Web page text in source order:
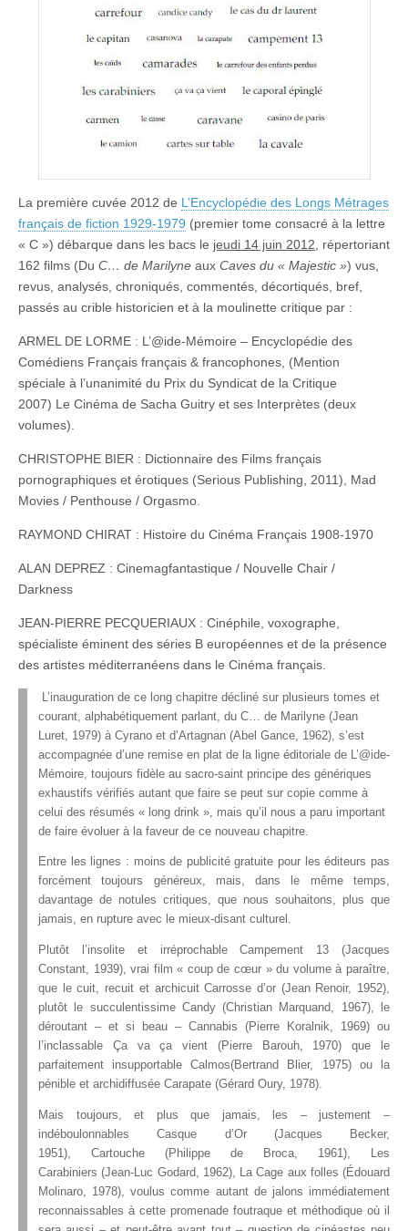
La première cuvée 2012 de L’Encyclopédie des Longs Métrages
français de fiction 1929-1979 (premier tome consacré à la lettre
« C ») débarque dans les bacs le jeudi 14 juin 2012 , répertoriant
162 films (Du C… de Marilyne aux Caves du « Majestic ») vus,
revus, analysés, chroniqués, commentés, décortiqués, bref,
passés au crible historicien et à la moulinette critique par :
ARMEL DE LORME : L’@ide-Mémoire – Encyclopédie des
Comédiens Français français & francophones, (Mention
spéciale à l’unanimité du Prix du Syndicat de la Critique
2007) Le Cinéma de Sacha Guitry et ses Interprètes (deux
volumes).
CHRISTOPHE BIER : Dictionnaire des Films français
pornographiques et érotiques (Serious Publishing, 2011), Mad
Movies / Penthouse / Orgasmo.
RAYMOND CHIRAT : Histoire du Cinéma Français 1908-1970
ALAN DEPREZ : Cinemagfantastique / Nouvelle Chair /
Darkness
JEAN-PIERRE PECQUERIAUX : Cinéphile, voxographe,
spécialiste éminent des séries B européennes et de la présence
des artistes méditerranéens dans le Cinéma français.
L’inauguration de ce long chapitre décliné sur plusieurs tomes et
courant, alphabétiquement parlant, du C… de Marilyne (Jean
Luret, 1979) à Cyrano et d’Artagnan (Abel Gance, 1962), s’est
accompagnée d’une remise en plat de la ligne éditoriale de L’@ide-
Mémoire, toujours fidèle au sacro-saint principe des génériques
exhaustifs vérifiés autant que faire se peut sur copie comme à
celui des résumés « long drink », mais qu’il nous a paru important
de faire évoluer à la faveur de ce nouveau chapitre.
Entre les lignes : moins de publicité gratuite pour les éditeurs pas
forcément toujours généreux, mais, dans le même temps,
davantage de notules critiques, que nous souhaitons, plus que
jamais, en rupture avec le mieux-disant culturel.
Plutôt l’insolite et irréprochable Campement 13 (Jacques
Constant, 1939), vrai film « coup de cœur » du volume à paraître,
que le cuit, recuit et archicuit Carrosse d’or (Jean Renoir, 1952),
plutôt le succulentissime Candy (Christian Marquand, 1967), le
déroutant – et si beau – Cannabis (Pierre Koralnik, 1969) ou
l’inclassable Ça va ça vient (Pierre Barouh, 1970) que le
parfaitement insupportable Calmos(Bertrand Blier, 1975) ou la
pénible et archidiffusée Carapate (Gérard Oury, 1978).
Mais toujours, et plus que jamais, les – justement –
indéboulonnables Casque d’Or (Jacques Becker,
1951), Cartouche (Philippe de Broca, 1961), Les
Carabiniers (Jean-Luc Godard, 1962), La Cage aux folles (Édouard
Molinaro, 1978), voulus comme autant de jalons immédiatement
reconnaissables à cette promenade foutraque et méthodique où il